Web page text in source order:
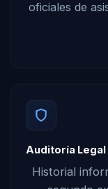
oficiales de
Auditoría
Historial